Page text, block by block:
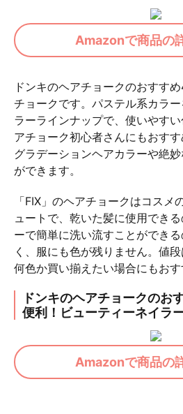
Amazonで商品の
ドンキのヘアチョークのおすす
チョークです。パステル系カラ
ラーラインナップで、使いやす
アチョーク初心者さんにもおす
グラデーションヘアカラーや絶
ができます。
「FIX」のヘアチョークはコスメ
ュートで、乾いた髪に使用でき
ーで簡単に洗い流すことができ
く、服にも色が残りません。値
何色か買い揃えたい場合にもおす
ドンキのヘアチョークの
便利！ビューティーネイラ
Amazonで商品の